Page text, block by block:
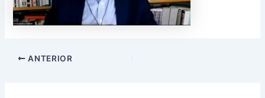
ANTERIOR